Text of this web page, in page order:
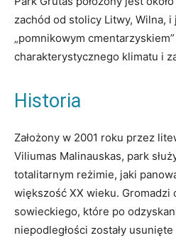
zachód od stolicy Litwy, Wilna,
„pomnikowym
charakterystycznego klimatu i
Historia
Założony w 2001 roku przez
Viliumas Malinauskas, park
totalitarnym reżimie, jaki
większość XX wieku. Gromadzi
sowieckiego, które po
niepodległości zostały